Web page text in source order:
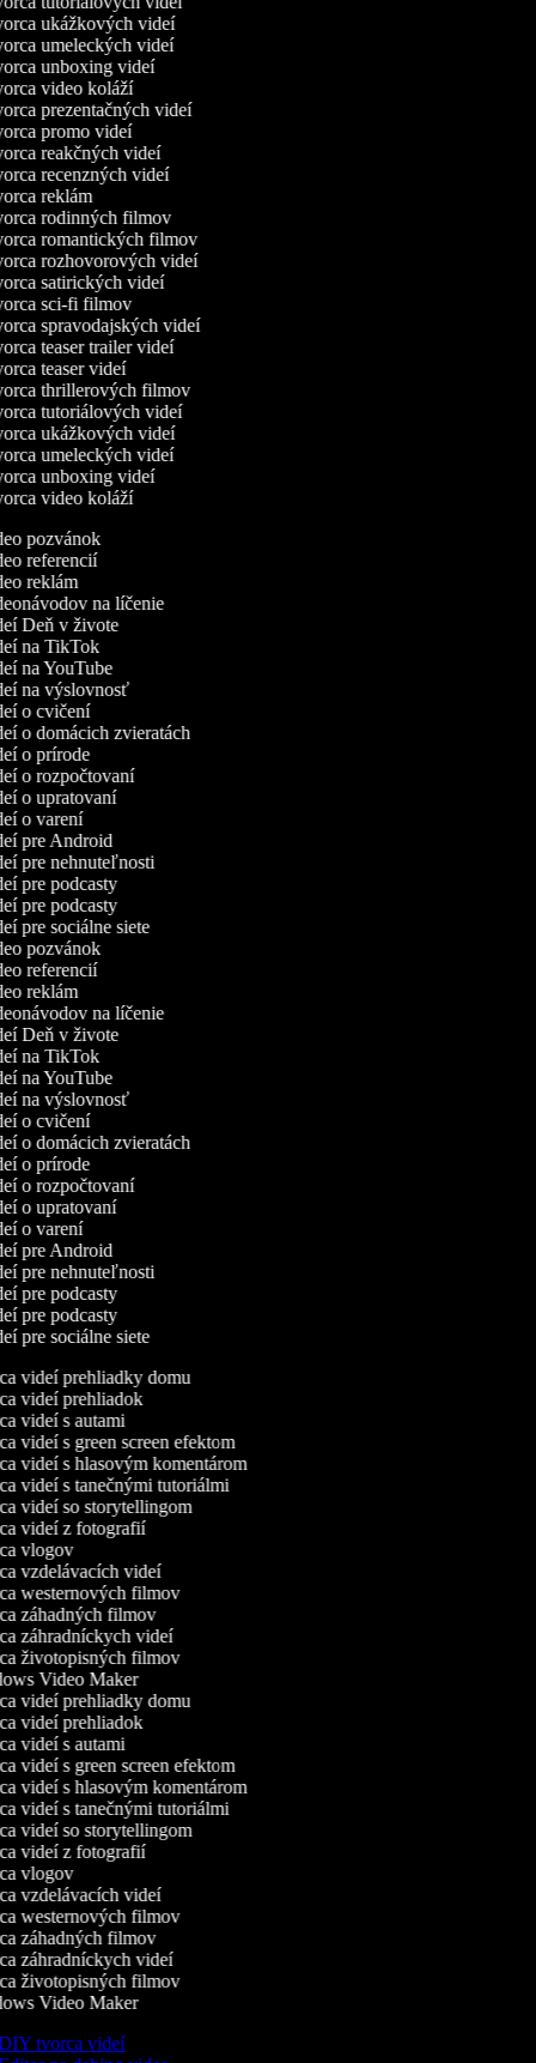
ukážkových videí
umeleckých videí
unboxing videí
video koláží
prezentačných videí
promo videí
reakčných videí
recenzných videí
reklám
rodinných filmov
romantických filmov
rozhovorových videí
satirických videí
sci-fi filmov
spravodajských videí
teaser trailer videí
teaser videí
thrillerových filmov
tutoriálových videí
ukážkových videí
umeleckých videí
unboxing videí
video koláží
pozvánok
referencií
reklám
na líčenie
Deň v živote
na TikTok
na YouTube
na výslovnosť
o cvičení
o domácich zvieratách
o prírode
o rozpočtovaní
o upratovaní
o varení
pre Android
pre nehnuteľnosti
pre podcasty
pre podcasty
pre sociálne siete
pozvánok
referencií
reklám
na líčenie
Deň v živote
na TikTok
na YouTube
na výslovnosť
o cvičení
o domácich zvieratách
o prírode
o rozpočtovaní
o upratovaní
o varení
pre Android
pre nehnuteľnosti
pre podcasty
pre podcasty
pre sociálne siete
videí prehliadky domu
videí prehliadok
videí s autami
videí s green screen efektom
videí s hlasovým komentárom
videí s tanečnými tutoriálmi
videí so storytellingom
videí z fotografií
vlogov
vzdelávacích videí
westernových filmov
záhadných filmov
záhradníckych videí
životopisných filmov
Video Maker
videí prehliadky domu
videí prehliadok
videí s autami
videí s green screen efektom
videí s hlasovým komentárom
videí s tanečnými tutoriálmi
videí so storytellingom
videí z fotografií
vlogov
vzdelávacích videí
westernových filmov
záhadných filmov
záhradníckych videí
životopisných filmov
Video Maker
tvorca videí